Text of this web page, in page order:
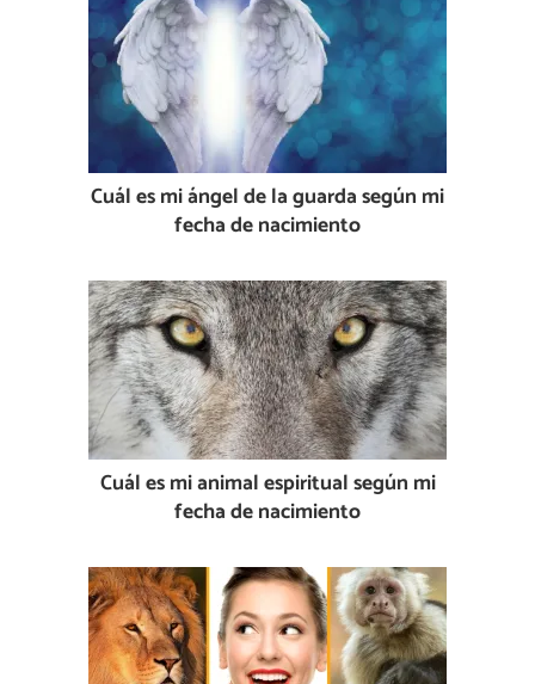
Cuál es mi ángel de la guarda según mi
fecha de nacimiento
Cuál es mi animal espiritual según mi
fecha de nacimiento